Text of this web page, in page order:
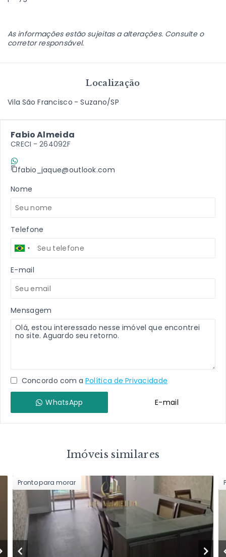
As informações estão sujeitas a alterações. Consulte o
corretor responsável.
Localização
Vila São Francisco - Suzano/SP
Fabio Almeida
CRECI - 264092F
fabio_jaque@outlook.com
Nome
Telefone
E-mail
Mensagem
Concordo com a Política de Privacidade
WhatsApp E-mail
Imóveis similares
Pronto para morar